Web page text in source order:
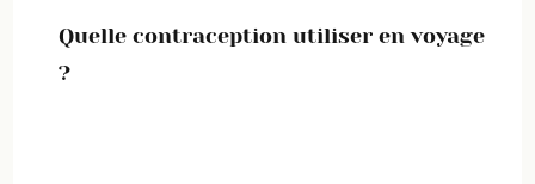
Quelle contraception utiliser en voyage
?